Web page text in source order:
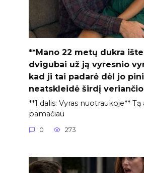
**Mano 22 metų dukra
dvigubai už ją vyresnio
kad ji tai padarė dėl jo
neatskleidė širdį
**1 dalis: Vyras nuotraukoje**
pamačiau
0 273